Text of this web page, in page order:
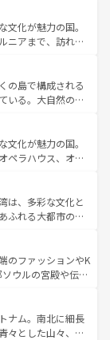
はのユニークな
町歩きも満喫する
価も高いが、旅行
なお、新
照してほしい。
文化が魅力の国。
ニアまで、訪れる
、エンターテイ
。一方、アメリカ
ニオンやイエロー
融合した独特の
異なる魅力を楽
感じることができ
。
の島で構成される
いる。大自然の神
といえばオアフ
島やカウアイ島が
をはじめ、豊かな
くれるハワイの
アンミュージッ
ハワイの魅力を彩
文化が魅力の国。
ペラハウス、オー
（エアーズロッ
ンズの熱帯雨林な
やワイン、オージ
ーフィンやダイ
きにはたまらな
に味わいつくそ
は、多彩な文化と
ふれる大都市の台
ど、都市の喧騒
人に新しい発見と
台湾の食文化も魅
ティ豊かな料理
コンテンツ一覧を参
のファッションやK
ウルの宮殿や伝統
を楽しむことが
ストリートフード
。夜には、韓国な
ナム。南北に細長
々とした山々、世